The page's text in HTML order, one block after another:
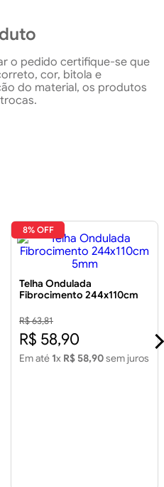
o pedido certifique-se que
cor, bitola e
do material, os produtos
8% OFF
Telha Ondulada
Fibrocimento 244x110cm
R$ 63,81
R$ 58,90
Em até 1x R$ 58,90sem juros